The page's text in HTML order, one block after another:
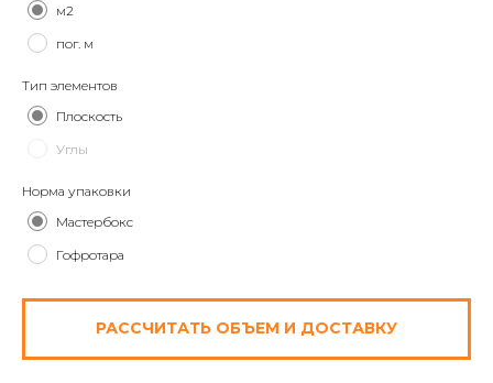
м2
пог. м
Тип элементов
Плоскость
Углы
Норма упаковки
Мастербокс
Гофротара
РАССЧИТАТЬ ОБЪЕМ И ДОСТАВКУ